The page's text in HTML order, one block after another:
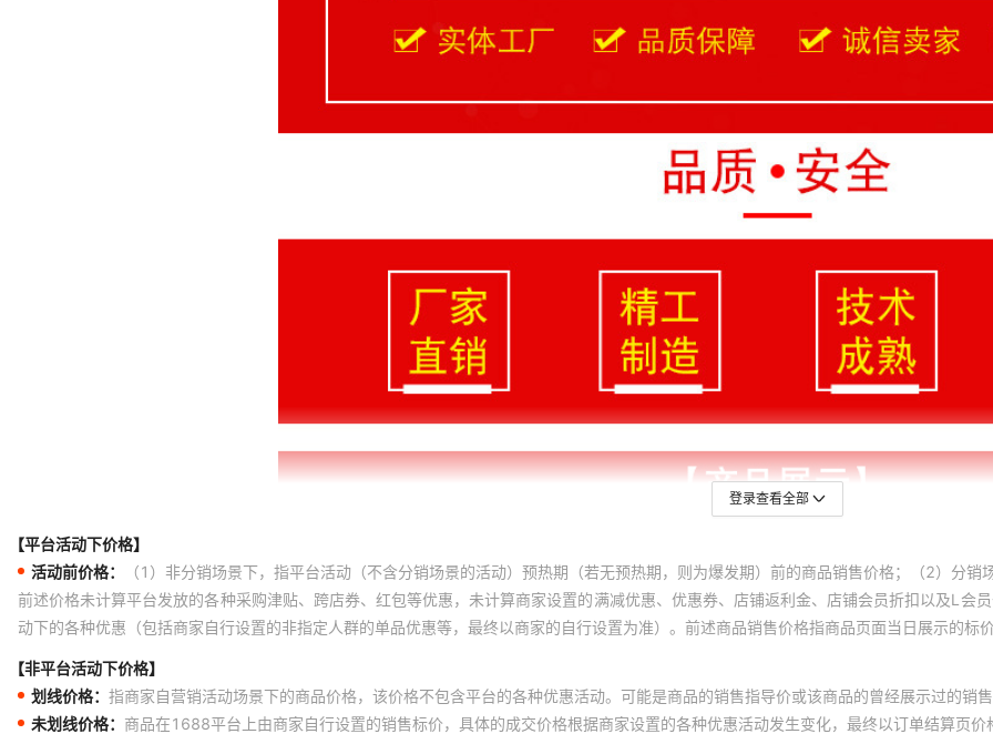
登录查看全部
【平台活动下价格】
活动前价格：
（1）非分销场景下，指平台活动（不含分销场景的活动）预热期（若无预热期，则为爆发期）前的商品销售价格；（2）分
前述价格未计算平台发放的各种采购津贴、跨店券、红包等优惠，未计算商家设置的满减优惠、优惠券、店铺返利金、店铺会员折扣以及L会
动下的各种优惠（包括商家自行设置的非指定人群的单品优惠等，最终以商家的自行设置为准）。前述商品销售价格指商品页面当日展示的
【非平台活动下价格】
划线价格： 指商家自营销活动场景下的商品价格，该价格不包含平台的各种优惠活动。可能是商品的销售指导价或该商品的曾经展示过的销
未划线价格： 商品在1688平台上由商家自行设置的销售标价，具体的成交价格根据商家设置的各种优惠活动发生变化，最终以订单结算页价